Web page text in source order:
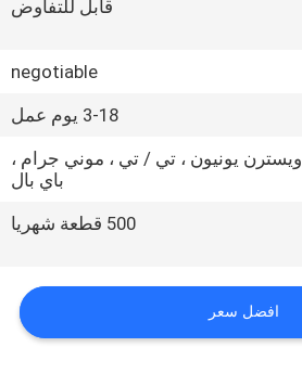
قابل للتفاوض
negotiable
3-18 يوم عمل
ويسترن يونيون ، تي / تي ، موني جرام ،
باي بال
500 قطعة شهريا
افضل سعر